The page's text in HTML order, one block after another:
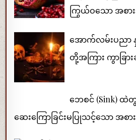
ကြွယ်ဝသော အစား
အောက်လမ်းပညာ
တို့အကြား ကွာခြ
ဘေစင် (Sink)
ဆေးကြောခြင်းမပြုသင့်သော အစာ